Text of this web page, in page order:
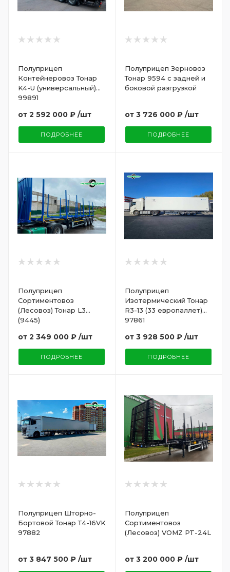
Полуприцеп
Контейнеровоз Тонар
K4-U (универсальный)
99891
от 2 592 000 ₽ /шт
ПОДРОБНЕЕ
Полуприцеп Зерновоз
Тонар 9594 с задней и
боковой разгрузкой
от 3 726 000 ₽ /шт
ПОДРОБНЕЕ
Полуприцеп
Сортиментовоз
(Лесовоз) Тонар L3
(9445)
от 2 349 000 ₽ /шт
ПОДРОБНЕЕ
Полуприцеп
Изотермический Тонар
R3-13 (33 европаллет)
97861
от 3 928 500 ₽ /шт
ПОДРОБНЕЕ
Полуприцеп Шторно-
Бортовой Тонар Т4-16VK
97882
от 3 847 500 ₽ /шт
Полуприцеп
Сортиментовоз
(Лесовоз) VOMZ PT-24L
от 3 200 000 ₽ /шт